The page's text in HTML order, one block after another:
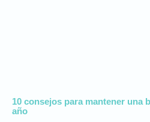
10 consejos para mantener una
año